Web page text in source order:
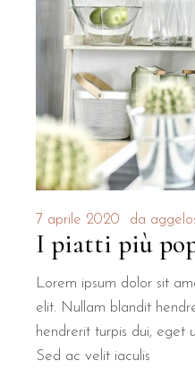
7 aprile 2020 da
I piatti più
Lorem ipsum dolor sit
elit. Nullam blandit
hendrerit turpis dui, eget
Sed ac velit iaculis